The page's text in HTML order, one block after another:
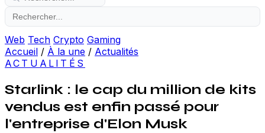
Web Tech Crypto Gaming
Accueil / À la une / Actualités
ACTUALITÉS
Starlink : le cap du million de kits
vendus est enfin passé pour
l'entreprise d'Elon Musk